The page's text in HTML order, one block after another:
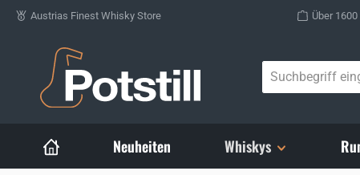
Zum Hauptinhalt springen
Austrias Finest Whisky Store Über
Neuheiten Whiskys